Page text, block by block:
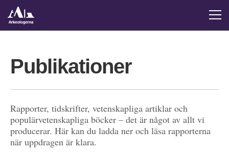
Publikationer
Rapporter, tidskrifter, vetenskapliga artiklar och
populärvetenskapliga böcker – det är något av allt vi
producerar. Här kan du ladda ner och läsa rapporterna
när uppdragen är klara.